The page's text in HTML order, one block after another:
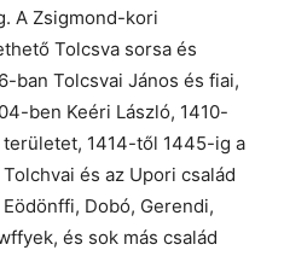
A Zsigmond-kori
Tolcsva sorsa és
ban Tolcsvai János és fiai,
ben Keéri László, 1410-
1414-től 1445-ig a
és az Upori család
Dobó, Gerendi,
és sok más család